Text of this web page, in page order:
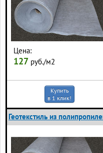
Цена:
127 руб./м2
Купить
в 1 клик!
Геотекстиль из